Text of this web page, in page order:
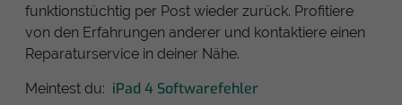
funktionstüchtig per Post wieder zurück. Profitiere
von den Erfahrungen anderer und kontaktiere einen
Reparaturservice in deiner Nähe.
Meintest du: iPad 4 Softwarefehler